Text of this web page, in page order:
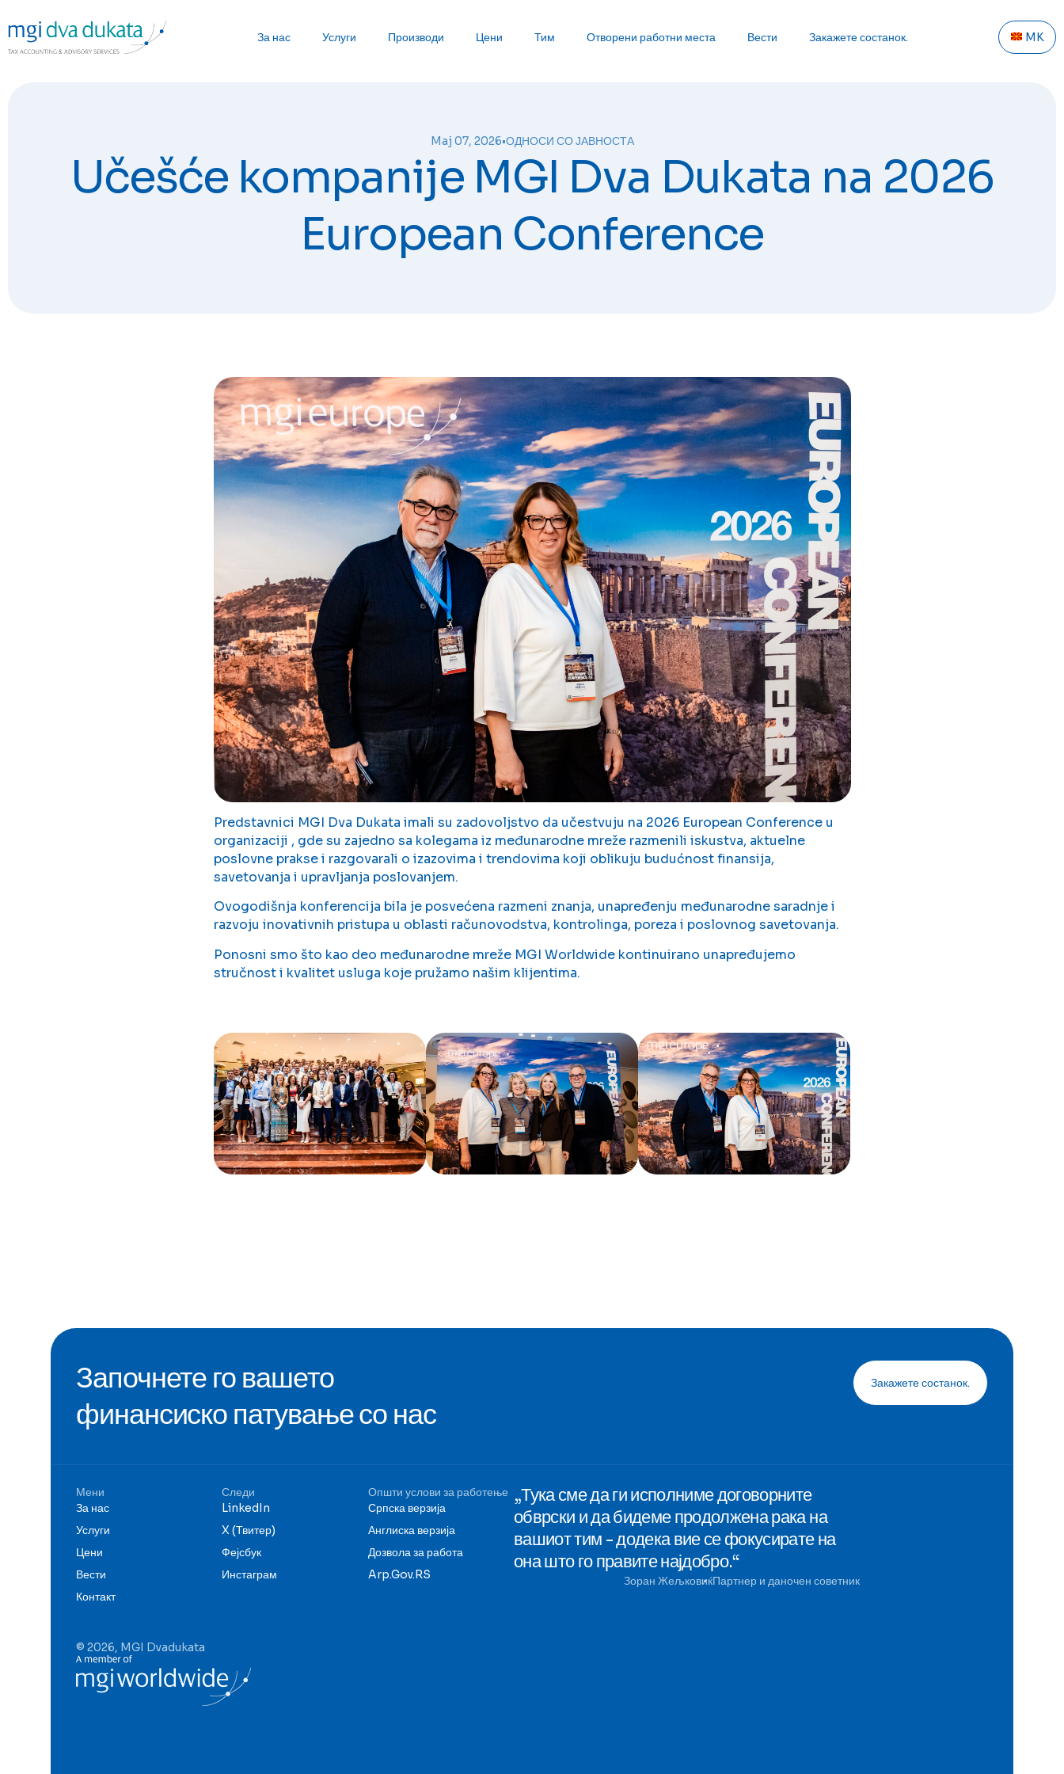
За нас Услуги Производи Цени Тим Отворени работни места Вести Закажете состанок. MK
Maj 07, 2026•ОДНОСИ СО ЈАВНОСТА
Učešće kompanije MGI Dva Dukata na 2026
European Conference
Predstavnici MGI Dva Dukata imali su zadovoljstvo da učestvuju na 2026 European Conference u
organizaciji , gde su zajedno sa kolegama iz međunarodne mreže razmenili iskustva, aktuelne
poslovne prakse i razgovarali o izazovima i trendovima koji oblikuju budućnost finansija,
savetovanja i upravljanja poslovanjem.
Ovogodišnja konferencija bila je posvećena razmeni znanja, unapređenju međunarodne saradnje i
razvoju inovativnih pristupa u oblasti računovodstva, kontrolinga, poreza i poslovnog savetovanja.
Ponosni smo što kao deo međunarodne mreže MGI Worldwide kontinuirano unapređujemo
stručnost i kvalitet usluga koje pružamo našim klijentima.
Започнете го вашето
финансиско патување со нас
Закажете состанок.
Мени
За нас
Услуги
Цени
Вести
Контакт
Следи
LinkedIn
X (Твитер)
Фејсбук
Инстаграм
Општи услови за работење
Српска верзија
Англиска верзија
Дозвола за работа
Arp.Gov.RS
„Тука сме да ги исполниме договорните
обврски и да бидеме продолжена рака на
вашиот тим - додека вие се фокусирате на
она што го правите најдобро.“
Зоран ЖељковиќПартнер и даночен советник
© 2026, MGI Dvadukata